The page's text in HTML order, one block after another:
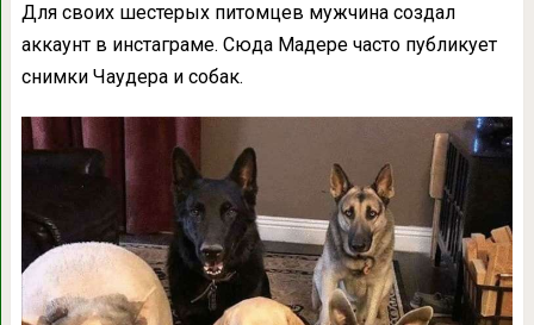
Для своих шестерых питомцев мужчина создал
аккаунт в инстаграме. Сюда Мадере часто публикует
снимки Чаудера и собак.